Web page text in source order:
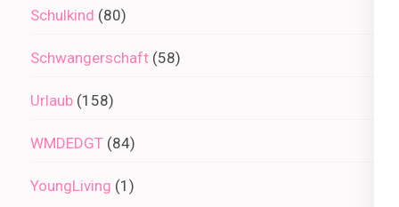
Schulkind (80)
Schwangerschaft (58)
Urlaub (158)
WMDEDGT (84)
YoungLiving (1)